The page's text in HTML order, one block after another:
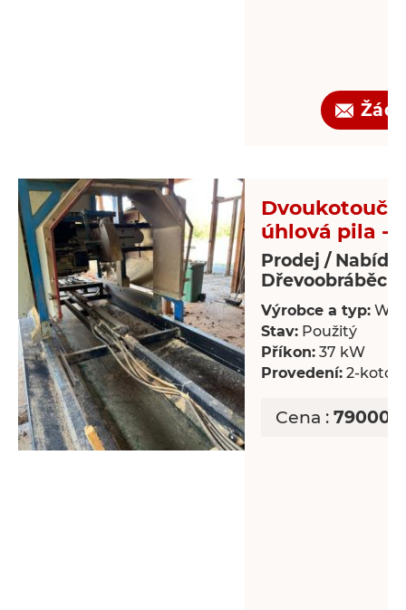
úhlová pila -
Prodej /
Dřevoobráběcí
Výrobce a typ:
Stav: Použitý
Příkon: 37 kW
Provedení: 2-
Cena : 790000